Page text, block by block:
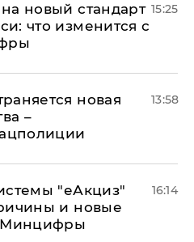
новый стандарт
что изменится с
15:25
новая
–
13:58
"еАкциз"
и новые
Минцифры
16:14